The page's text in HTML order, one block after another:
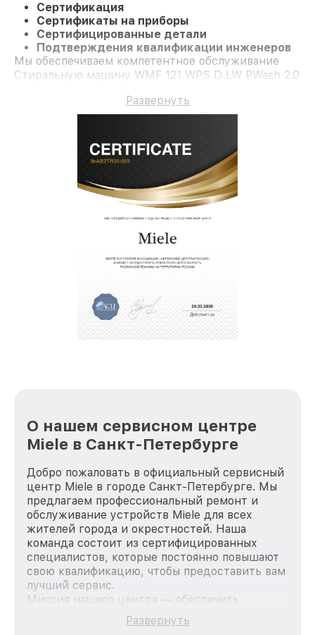
Сертификация
Сертификаты на приборы
Сертифицированные детали
Подтверждения квалификации инженеров
Мы обеспечиваем компетентное обслуживание
Стиральную машину WMF 121 WPS D LW PWash 2.0
Развернуть
О нашем сервисном центре
Miele в Санкт-Петербурге
Добро пожаловать в официальный сервисный
центр Miele в городе Санкт-Петербурге. Мы
предлагаем профессиональный ремонт и
обслуживание устройств Miele для всех
жителей города и окрестностей. Наша
команда состоит из сертифицированных
специалистов, которые постоянно повышают
свою квалификацию, чтобы предоставить вам
лучший сервис.
Миссия нашего центра — обеспечить
качественный и доступный ремонт для
каждого пользователя продукции Miele, вне
Развернуть